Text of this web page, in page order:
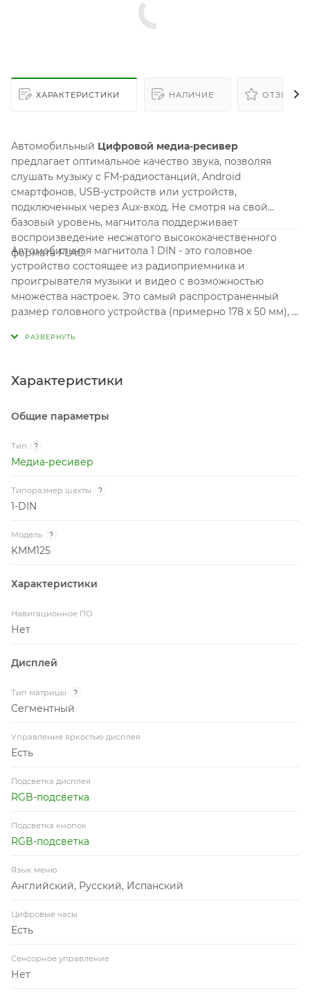
ХАРАКТЕРИСТИКИ НАЛИЧИЕ ОТЗЫВЫ
Автомобильный Цифровой медиа-ресивер
предлагает оптимальное качество звука, позволяя
слушать музыку с FM-радиостанций, Android
смартфонов, USB-устройств или устройств,
подключенных через Aux-вход. Не смотря на свой
базовый уровень, магнитола поддерживает
воспроизведение несжатого высококачественного
формата FLAC.
Автомобильная магнитола 1 DIN - это головное
устройство состоящее из радиоприемника и
проигрывателя музыки и видео с возможностью
множества настроек. Это самый распространенный
размер головного устройства (примерно 178 х 50 мм), в
музыкальный центр. Подходит ко всем автомобилям
Характеристики
Общие параметры
Тип ?
Медиа-ресивер
Типоразмер шахты ?
1-DIN
Модель ?
KMM125
Характеристики
Навигационное ПО
Нет
Дисплей
Тип матрицы ?
Сегментный
Управление яркостью дисплея
Есть
Подсветка дисплея
RGB-подсветка
Подсветка кнопок
RGB-подсветка
Язык меню
Английский, Русский, Испанский
Цифровые часы
Есть
Сенсорное управление
Нет